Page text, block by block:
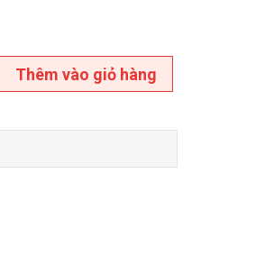
Thêm vào giỏ hàng